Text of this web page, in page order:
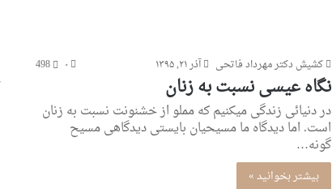
کشیش دکتر مهرداد فاتحی آذر ۲۱, ۱۳۹۵ ۰ 498
نگاه عیسی نسبت به زنان
در دنیائی زندگی میکنیم که مملو از خشنونت نسبت به زنان
است. اما دیدگاه ما مسیحیان بایستی دیدگاهی مسیح
گونه…
بیشتر بخوانید »